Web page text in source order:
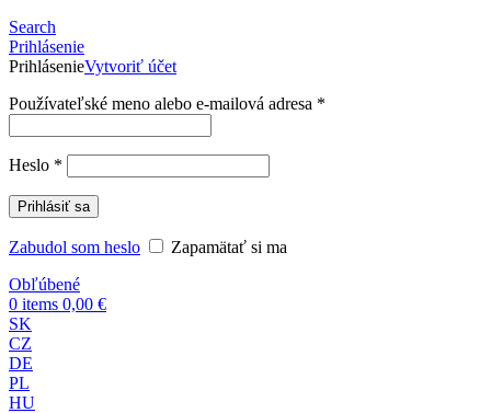
Search
Prihlásenie
PrihlásenieVytvoriť účet
Používateľské meno alebo e-mailová adresa *
Heslo *
Prihlásiť sa
Zabudol som heslo
Zapamätať si ma
Obľúbené
0 items 0,00 €
SK
CZ
DE
PL
HU